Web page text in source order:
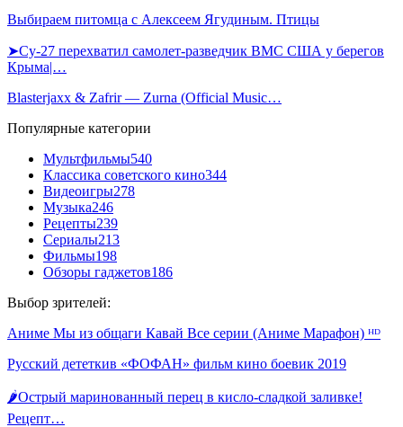
Выбираем питомца с Алексеем Ягудиным. Птицы
➤Су-27 перехватил самолет-разведчик ВМС США у берегов
Крыма|…
Blasterjaxx & Zafrir — Zurna (Official Music…
Популярные категории
Мультфильмы540
Классика советского кино344
Видеоигры278
Музыка246
Рецепты239
Сериалы213
Фильмы198
Обзоры гаджетов186
Выбор зрителей:
Аниме Мы из общаги Кавай Все серии (Аниме Марафон) ᴴᴰ
Русский дететкив «ФОФАН» фильм кино боевик 2019
🌶Острый маринованный перец в кисло-сладкой заливке!
Рецепт…